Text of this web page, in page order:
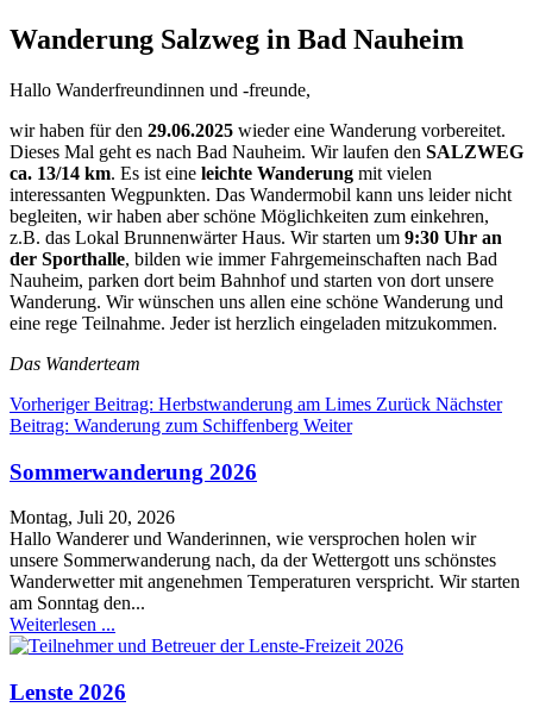
Wanderung Salzweg in Bad Nauheim
Hallo Wanderfreundinnen und -freunde,
wir haben für den 29.06.2025 wieder eine Wanderung vorbereitet.
Dieses Mal geht es nach Bad Nauheim. Wir laufen den SALZWEG
ca. 13/14 km. Es ist eine leichte Wanderung mit vielen
interessanten Wegpunkten. Das Wandermobil kann uns leider nicht
begleiten, wir haben aber schöne Möglichkeiten zum einkehren,
z.B. das Lokal Brunnenwärter Haus. Wir starten um 9:30 Uhr an
der Sporthalle, bilden wie immer Fahrgemeinschaften nach Bad
Nauheim, parken dort beim Bahnhof und starten von dort unsere
Wanderung. Wir wünschen uns allen eine schöne Wanderung und
eine rege Teilnahme. Jeder ist herzlich eingeladen mitzukommen.
Das Wanderteam
Vorheriger Beitrag: Herbstwanderung am Limes Zurück Nächster
Beitrag: Wanderung zum Schiffenberg Weiter
Sommerwanderung 2026
Montag, Juli 20, 2026
Hallo Wanderer und Wanderinnen, wie versprochen holen wir
unsere Sommerwanderung nach, da der Wettergott uns schönstes
Wanderwetter mit angenehmen Temperaturen verspricht. Wir starten
am Sonntag den...
Weiterlesen ...
Lenste 2026